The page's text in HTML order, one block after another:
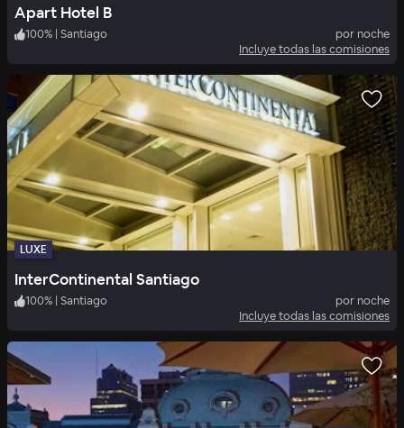
Apart Hotel B
100% | Santiago
por noche
Incluye todas las comisiones
LUXE
InterContinental Santiago
100% | Santiago
por noche
Incluye todas las comisiones